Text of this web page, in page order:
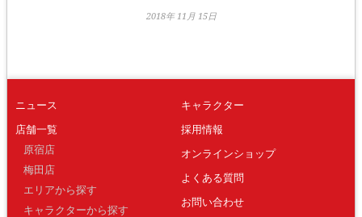
2018年 11月 15日
ニュース
店舗一覧
原宿店
梅田店
エリアから探す
キャラクターから探す
キャラクター
採用情報
オンラインショップ
よくある質問
お問い合わせ